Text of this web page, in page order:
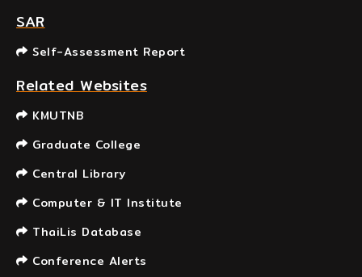
SAR
Self-Assessment Report
Related Websites
KMUTNB
Graduate College
Central Library
Computer & IT Institute
ThaiLis Database
Conference Alerts